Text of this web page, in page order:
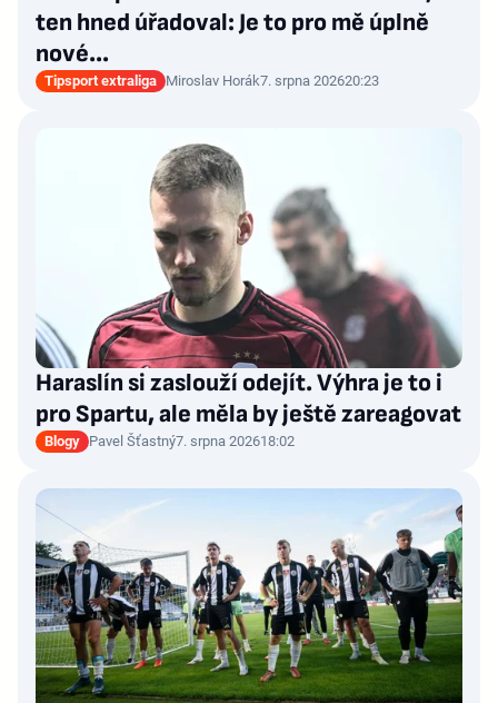
ten hned úřadoval: Je to pro mě úplně
nové…
Tipsport extraliga Miroslav Horák7. srpna 202620:23
Haraslín si zaslouží odejít. Výhra je to i
pro Spartu, ale měla by ještě zareagovat
Blogy Pavel Šťastný7. srpna 202618:02